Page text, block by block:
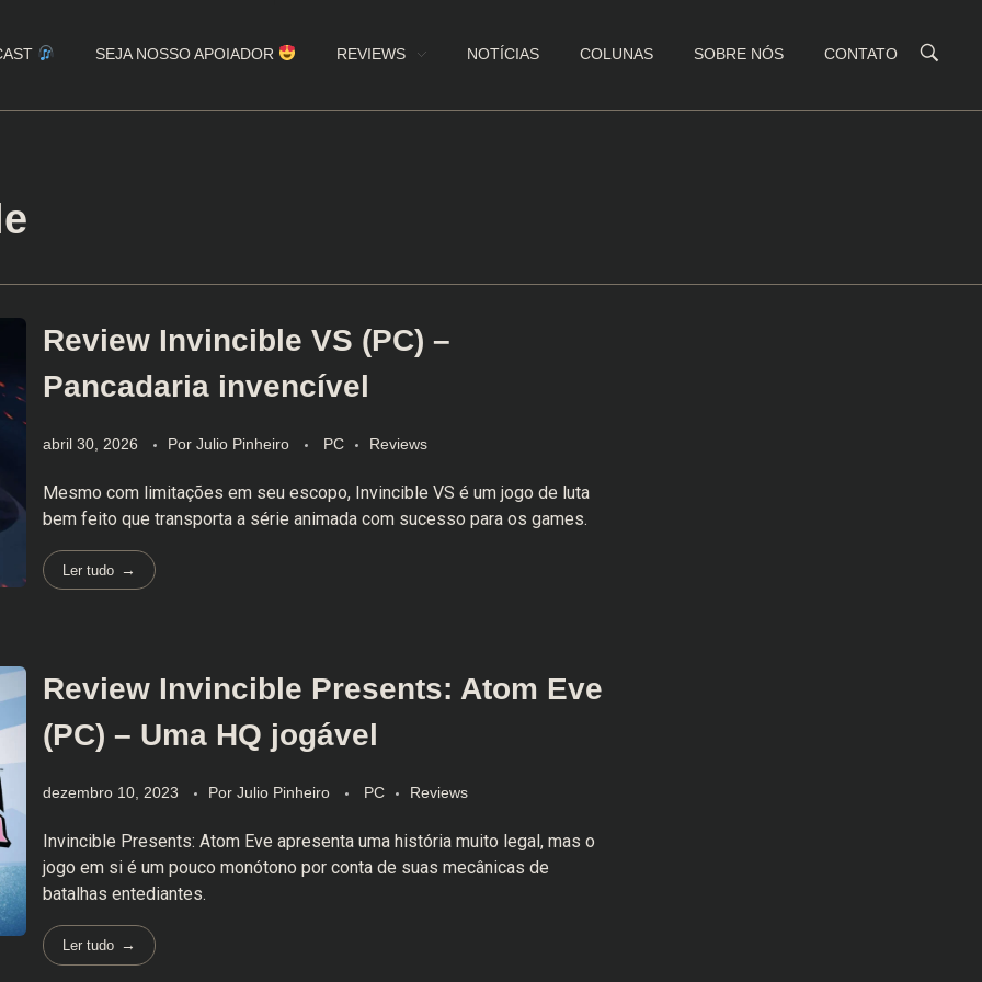
SEJA NOSSO APOIADOR REVIEWS NOTÍCIAS COLUNAS SOBRE NÓS CONTATO
Review Invincible VS (PC) –
Pancadaria invencível
abril 30, 2026 Por Julio Pinheiro PC Reviews
Mesmo com limitações em seu escopo, Invincible VS é um jogo de luta
bem feito que transporta a série animada com sucesso para os games.
Ler tudo
Review Invincible Presents: Atom Eve
(PC) – Uma HQ jogável
dezembro 10, 2023 Por Julio Pinheiro PC Reviews
Invincible Presents: Atom Eve apresenta uma história muito legal, mas o
jogo em si é um pouco monótono por conta de suas mecânicas de
batalhas entediantes.
Ler tudo